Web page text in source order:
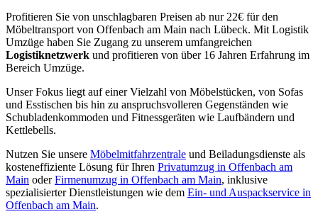
Profitieren Sie von unschlagbaren Preisen ab nur 22€ für den
Möbeltransport von Offenbach am Main nach Lübeck. Mit Logistik
Umzüge haben Sie Zugang zu unserem umfangreichen
Logistiknetzwerk und profitieren von über 16 Jahren Erfahrung im
Bereich Umzüge.
Unser Fokus liegt auf einer Vielzahl von Möbelstücken, von Sofas
und Esstischen bis hin zu anspruchsvolleren Gegenständen wie
Schubladenkommoden und Fitnessgeräten wie Laufbändern und
Kettlebells.
Nutzen Sie unsere Möbelmitfahrzentrale und Beiladungsdienste als
kosteneffiziente Lösung für Ihren Privatumzug in Offenbach am
Main oderFirmenumzug in Offenbach am Main, inklusive
spezialisierter Dienstleistungen wie dem Ein- und Auspackservice in
Offenbach am Main.